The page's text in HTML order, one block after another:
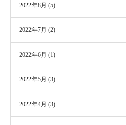
2022年8月 (5)
2022年7月 (2)
2022年6月 (1)
2022年5月 (3)
2022年4月 (3)